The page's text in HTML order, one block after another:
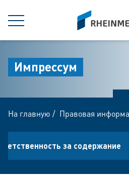
МЕНЮ
siteLogo
Импрессум
На главную / Правовая
за содержание